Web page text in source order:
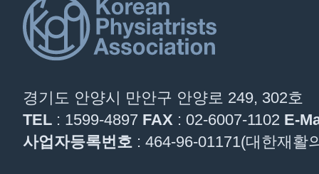
경기도 안양시 만안구 안양로 249, 302호
TEL : 1599-4897 FAX : 02-6007-1102 E-
사업자등록번호 : 464-96-01171(대한재활